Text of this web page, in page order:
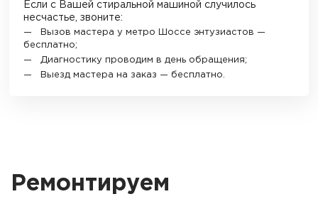
Если с Вашей стиральной машиной случилось
несчастье, звоните:
Вызов мастера у метро Шоссе энтузиастов —
бесплатно;
Диагностику проводим в день обращения;
Выезд мастера на заказ — бесплатно.
Ремонтируем